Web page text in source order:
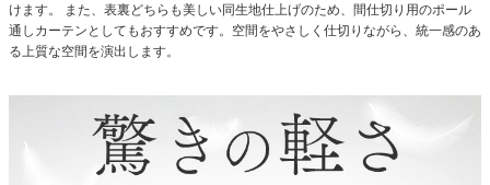
けます。
また、表裏どちらも美しい同生地仕上げのため、間仕切り用のポール
通しカーテンとしてもおすすめです。空間をやさしく仕切りながら、統一感のあ
る上質な空間を演出します。